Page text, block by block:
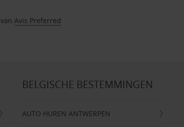
vanAvis Preferred
BELGISCHE BESTEMMINGEN
AUTO HUREN ANTWERPEN